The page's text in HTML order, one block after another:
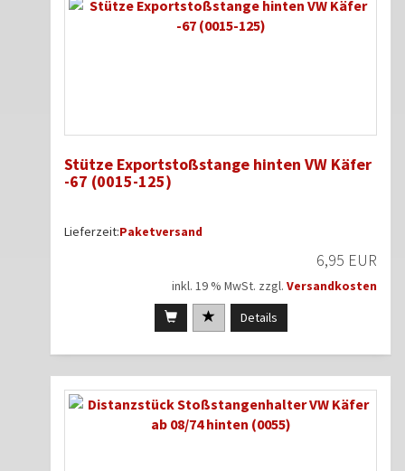
Stütze Exportstoßstange hinten VW Käfer
-67 (0015-125)
Lieferzeit:Paketversand
6,95 EUR
inkl. 19 % MwSt. zzgl. Versandkosten
Details